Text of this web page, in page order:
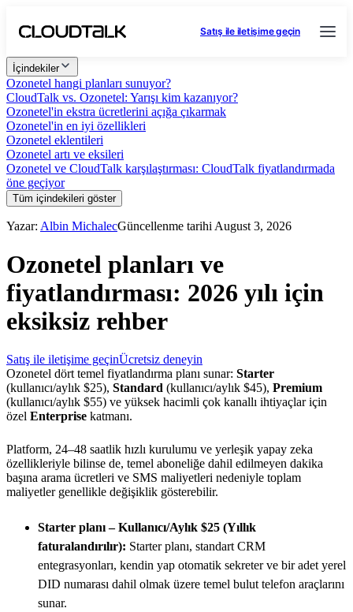
Satış ile iletişime geçin
İçindekiler
Ozonetel hangi planları sunuyor?
CloudTalk vs. Ozonetel: Yarışı kim kazanıyor?
Ozonetel'in ekstra ücretlerini açığa çıkarmak
Ozonetel'in en iyi özellikleri
Ozonetel eklentileri
Ozonetel artı ve eksileri
Ozonetel ve CloudTalk karşılaştırması: CloudTalk fiyatlandırmada
öne geçiyor
Tüm içindekileri göster
Yazar: Albin MichalecGüncellenme tarihi August 3, 2026
Ozonetel planları ve
fiyatlandırması: 2026 yılı için
eksiksiz rehber
Satış ile iletişime geçinÜcretsiz deneyin
Ozonetel dört temel fiyatlandırma planı sunar: Starter
(kullanıcı/aylık $25), Standard (kullanıcı/aylık $45), Premium
(kullanıcı/aylık $55) ve yüksek hacimli çok kanallı ihtiyaçlar için
özel Enterprise katmanı.
Platform, 24–48 saatlik hızlı kurulumu ve yerleşik yapay zeka
özellikleriyle bilinse de, temel aboneliğe dahil edilmeyen dakika
başına arama ücretleri ve SMS maliyetleri nedeniyle toplam
maliyetler genellikle değişiklik gösterebilir.
Starter planı – Kullanıcı/Aylık $25 (Yıllık
faturalandırılır): Starter planı, standart CRM
entegrasyonları, kendin yap otomatik sekreter ve bir adet yerel
DID numarası dahil olmak üzere temel bulut telefon araçlarını
sunar.